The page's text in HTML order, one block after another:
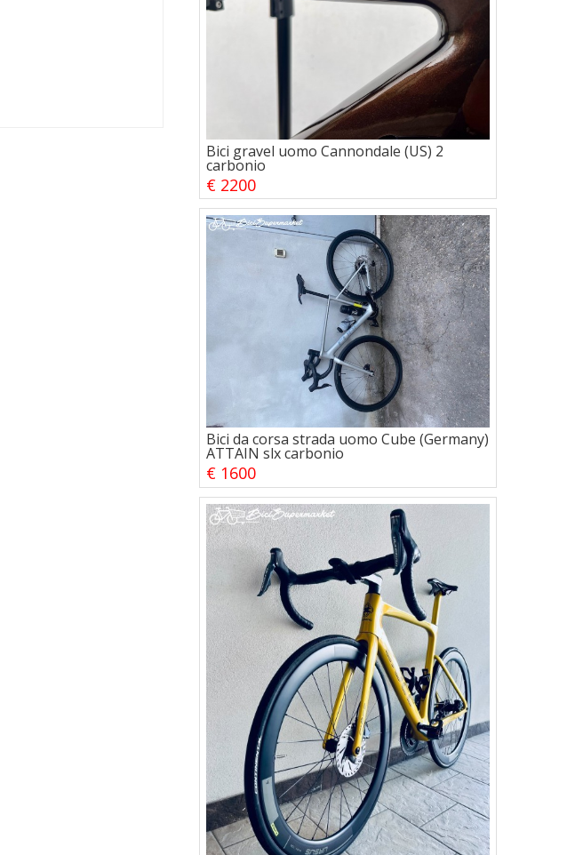
Bici gravel uomo Cannondale (US) 2
carbonio
€ 2200
Bici da corsa strada uomo Cube (Germany)
ATTAIN slx carbonio
€ 1600